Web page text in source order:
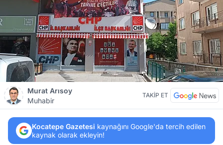
Murat Arısoy
Muhabir
TAKİP ET
Kocatepe Gazetesi kaynağını Google'da tercih edilen
kaynak olarak ekleyin!